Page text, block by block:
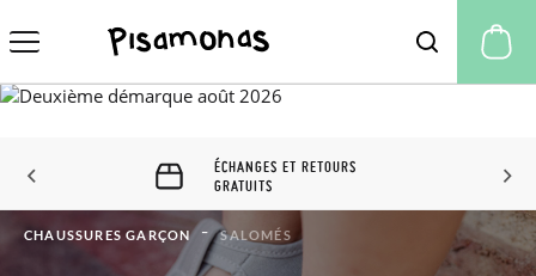
ÉCHANGES ET RETOURS 60
JOURS
CHAUSSURES GARÇON SALOMÉS